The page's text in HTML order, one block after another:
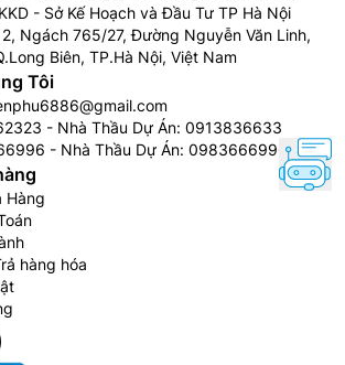
- Sở Kế Hoạch và Đầu Tư TP Hà Nội
Ngách 765/27, Đường Nguyễn Văn Linh,
Biên, TP.Hà Nội, Việt Nam
Tôi
- Nhà Thầu Dự Án: 0913836633
- Nhà Thầu Dự Án: 0983666996
Hàng
hàng hóa